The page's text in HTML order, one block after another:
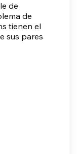
de
de
tienen el
sus pares